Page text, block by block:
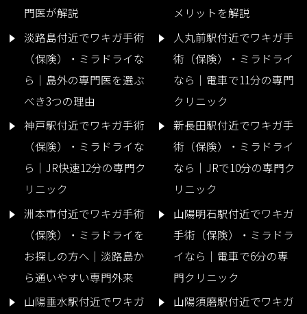
門医が解説
メリットを解説
淡路島付近でワキガ手術
（保険）・ミラドライな
ら｜島外の専門医を選ぶ
べき3つの理由
人丸前駅付近でワキガ手
術（保険）・ミラドライ
なら｜電車で11分の専門
クリニック
神戸駅付近でワキガ手術
（保険）・ミラドライな
ら｜JR快速12分の専門ク
リニック
新長田駅付近でワキガ手
術（保険）・ミラドライ
なら｜JRで10分の専門ク
リニック
洲本市付近でワキガ手術
（保険）・ミラドライを
お探しの方へ｜淡路島か
ら通いやすい専門外来
山陽明石駅付近でワキガ
手術（保険）・ミラドラ
イなら｜電車で6分の専
門クリニック
山陽垂水駅付近でワキガ
山陽須磨駅付近でワキガ